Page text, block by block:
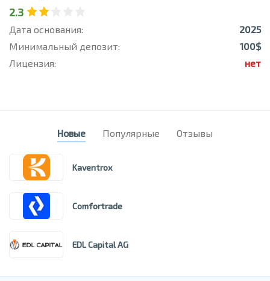
2.3
Дата основания:
2025
Минимальный депозит:
100$
Лицензия:
нет
Новые Популярные Отзывы
Kaventrox
Comfortrade
EDL Capital AG